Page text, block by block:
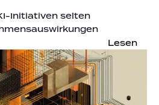
Initiativen selten
Lesen